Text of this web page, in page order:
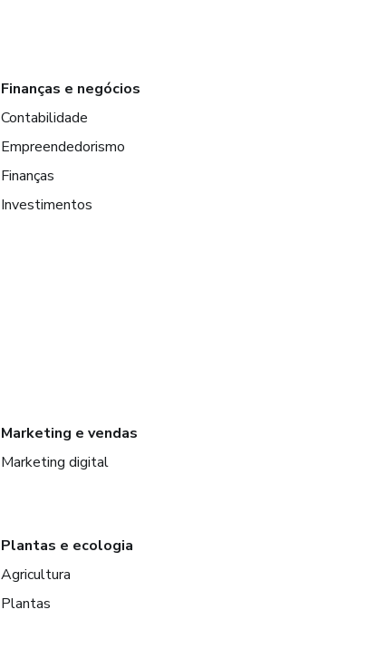
Finanças e negócios
Contabilidade
Empreendedorismo
Finanças
Investimentos
Marketing e vendas
Marketing digital
Plantas e ecologia
Agricultura
Plantas